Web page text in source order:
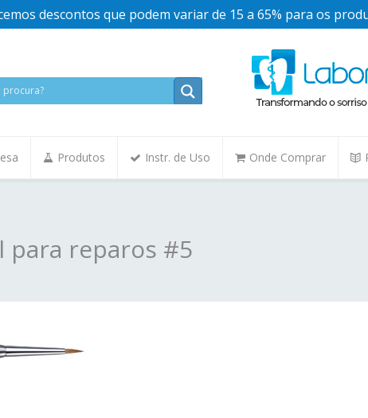
descontos que podem variar de 15 a 65% para os
Produtos Instr. de Uso Onde Comprar
para reparos #5